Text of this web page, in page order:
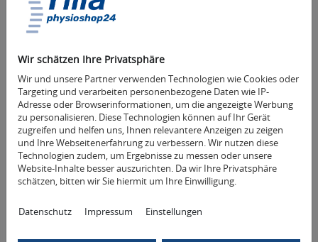
Wir schätzen Ihre Privatsphäre
Wir und unsere Partner verwenden Technologien wie Cookies oder
Targeting und verarbeiten personenbezogene Daten wie IP-
Adresse oder Browserinformationen, um die angezeigte Werbung
zu personalisieren. Diese Technologien können auf Ihr Gerät
zugreifen und helfen uns, Ihnen relevantere Anzeigen zu zeigen
und Ihre Webseitenerfahrung zu verbessern. Wir nutzen diese
Technologien zudem, um Ergebnisse zu messen oder unsere
Website-Inhalte besser auszurichten. Da wir Ihre Privatsphäre
schätzen, bitten wir Sie hiermit um Ihre Einwilligung.
Datenschutz Impressum Einstellungen
Kysio Wall
Ein Gerät, unzählige Möglichkeiten
6.800,00 € *